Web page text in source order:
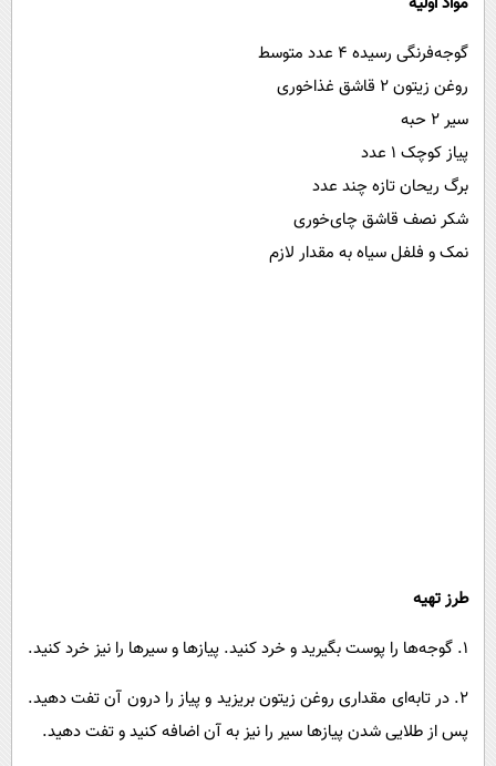
گوجه‌فرنگی رسیده ۴ عدد متوسط
روغن زیتون ۲ قاشق غذاخوری
سیر ۲ حبه
پیاز کوچک ۱ عدد
برگ ریحان تازه چند عدد
شکر نصف قاشق چای‌خوری
نمک و فلفل سیاه به مقدار لازم
طرز تهیه
۱. گوجه‌ها را پوست بگیرید و خرد کنید. پیازها و سیرها را نیز خرد کنید.
۲. در تابه‌ای مقداری روغن زیتون بریزید و پیاز را درون آن تفت دهید.
پس از طلایی شدن پیازها سیر را نیز به آن اضافه کنید و تفت دهید.